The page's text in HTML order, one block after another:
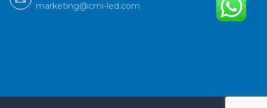
marketing@cmi-led.com